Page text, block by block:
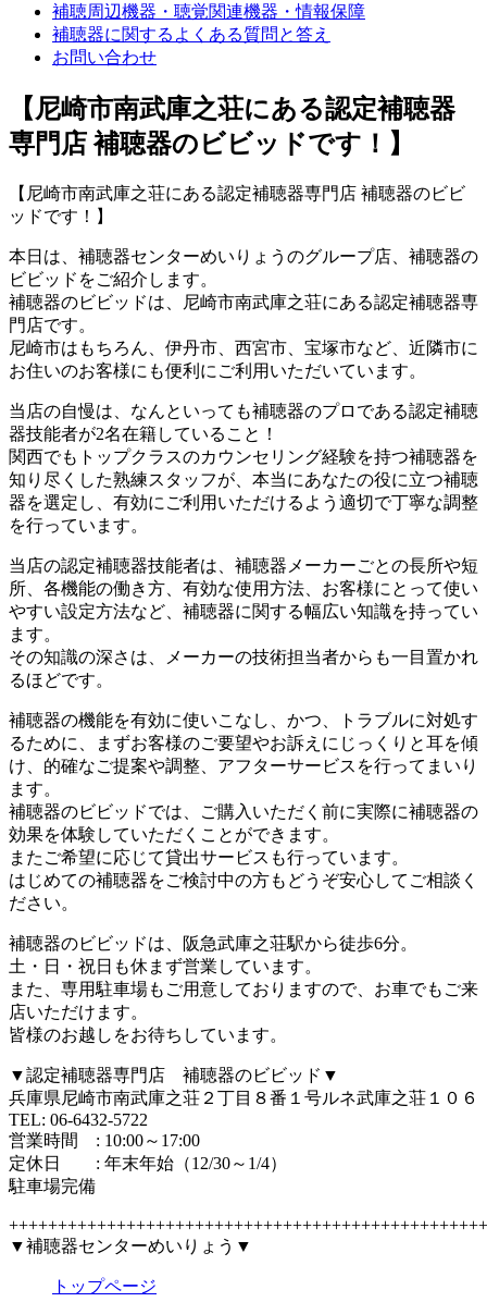
補聴周辺機器・聴覚関連機器・情報保障
補聴器に関するよくある質問と答え
お問い合わせ
【尼崎市南武庫之荘にある認定補聴器
専門店 補聴器のビビッドです！】
【尼崎市南武庫之荘にある認定補聴器専門店 補聴器のビビ
ッドです！】
本日は、補聴器センターめいりょうのグループ店、補聴器の
ビビッドをご紹介します。
補聴器のビビッドは、尼崎市南武庫之荘にある認定補聴器専
門店です。
尼崎市はもちろん、伊丹市、西宮市、宝塚市など、近隣市に
お住いのお客様にも便利にご利用いただいています。
当店の自慢は、なんといっても補聴器のプロである認定補聴
器技能者が2名在籍していること！
関西でもトップクラスのカウンセリング経験を持つ補聴器を
知り尽くした熟練スタッフが、本当にあなたの役に立つ補聴
器を選定し、有効にご利用いただけるよう適切で丁寧な調整
を行っています。
当店の認定補聴器技能者は、補聴器メーカーごとの長所や短
所、各機能の働き方、有効な使用方法、お客様にとって使い
やすい設定方法など、補聴器に関する幅広い知識を持ってい
ます。
その知識の深さは、メーカーの技術担当者からも一目置かれ
るほどです。
補聴器の機能を有効に使いこなし、かつ、トラブルに対処す
るために、まずお客様のご要望やお訴えにじっくりと耳を傾
け、的確なご提案や調整、アフターサービスを行ってまいり
ます。
補聴器のビビッドでは、ご購入いただく前に実際に補聴器の
効果を体験していただくことができます。
またご希望に応じて貸出サービスも行っています。
はじめての補聴器をご検討中の方もどうぞ安心してご相談く
ださい。
補聴器のビビッドは、阪急武庫之荘駅から徒歩6分。
土・日・祝日も休まず営業しています。
また、専用駐車場もご用意しておりますので、お車でもご来
店いただけます。
皆様のお越しをお待ちしています。
▼認定補聴器専門店 補聴器のビビッド▼
兵庫県尼崎市南武庫之荘２丁目８番１号ルネ武庫之荘１０６
TEL: 06-6432-5722
営業時間 : 10:00～17:00
定休日 : 年末年始（12/30～1/4）
駐車場完備
▼補聴器センターめいりょう▼
トップページ